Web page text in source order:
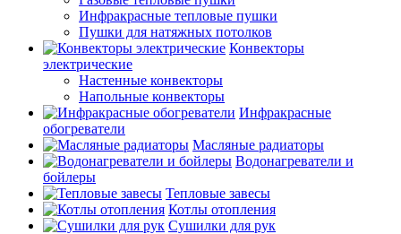
Инфракрасные тепловые пушки
Пушки для натяжных потолков
Конвекторы
электрические
Настенные конвекторы
Напольные конвекторы
Инфракрасные
обогреватели
Масляные радиаторы
Водонагреватели и
бойлеры
Тепловые завесы
Котлы отопления
Сушилки для рук